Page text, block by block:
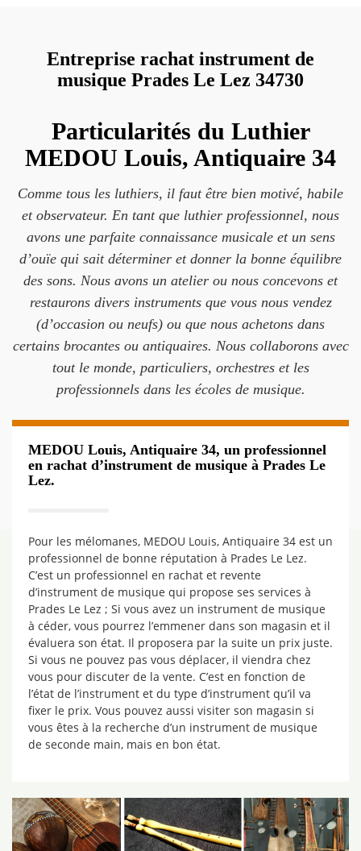
Entreprise rachat instrument de
musique Prades Le Lez 34730
Particularités du Luthier
MEDOU Louis, Antiquaire 34
Comme tous les luthiers, il faut être bien motivé, habile
et observateur. En tant que luthier professionnel, nous
avons une parfaite connaissance musicale et un sens
d’ouïe qui sait déterminer et donner la bonne équilibre
des sons. Nous avons un atelier ou nous concevons et
restaurons divers instruments que vous nous vendez
(d’occasion ou neufs) ou que nous achetons dans
certains brocantes ou antiquaires. Nous collaborons avec
tout le monde, particuliers, orchestres et les
professionnels dans les écoles de musique.
MEDOU Louis, Antiquaire 34, un professionnel
en rachat d’instrument de musique à Prades Le
Lez.
Pour les mélomanes, MEDOU Louis, Antiquaire 34 est un
professionnel de bonne réputation à Prades Le Lez.
C’est un professionnel en rachat et revente
d’instrument de musique qui propose ses services à
Prades Le Lez ; Si vous avez un instrument de musique
à céder, vous pourrez l’emmener dans son magasin et il
évaluera son état. Il proposera par la suite un prix juste.
Si vous ne pouvez pas vous déplacer, il viendra chez
vous pour discuter de la vente. C’est en fonction de
l’état de l’instrument et du type d’instrument qu’il va
fixer le prix. Vous pouvez aussi visiter son magasin si
vous êtes à la recherche d’un instrument de musique
de seconde main, mais en bon état.